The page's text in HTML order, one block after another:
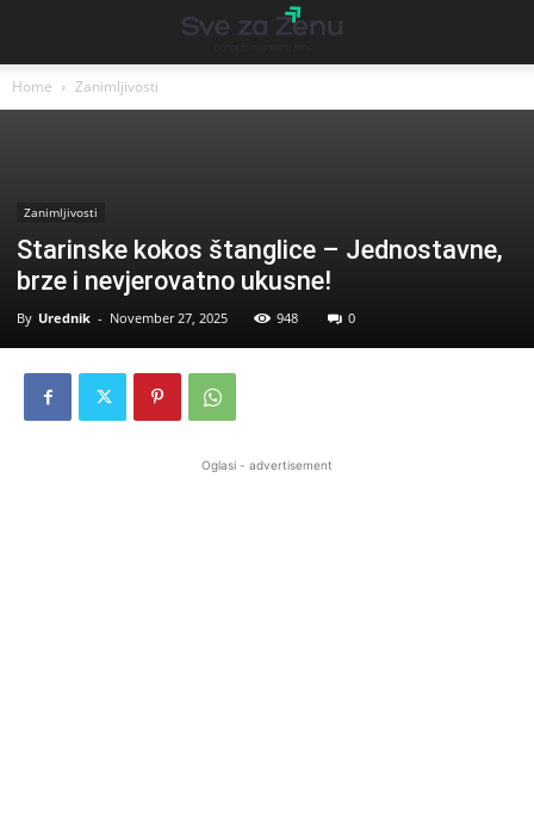
Home Zanimljivosti
Zanimljivosti
Starinske kokos štanglice – Jednostavne,
brze i nevjerovatno ukusne!
By Urednik - November 27, 2025 948 0
Oglasi - advertisement